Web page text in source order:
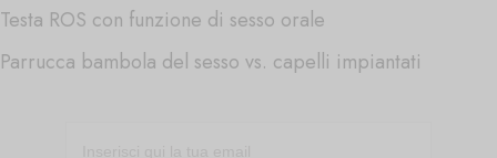
Testa ROS con funzione di sesso orale
Parrucca bambola del sesso vs. capelli impiantati